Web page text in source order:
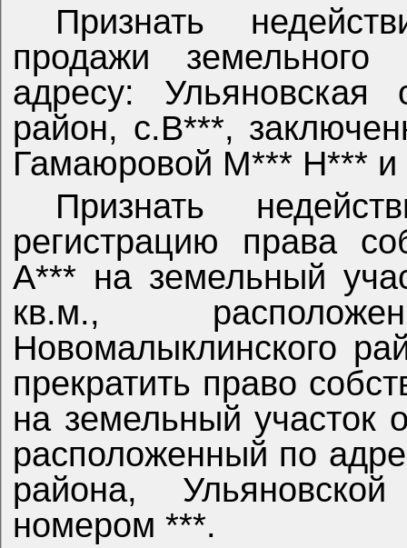
Признать
продажи земельного
адресу: Ульяновская
район, с.В***,
Гамаюровой М*** Н***
Признать
регистрацию права
А*** на земельный
кв.м.,
Новомалыклинского
прекратить право
на земельный
расположенный по
района,
номером ***.